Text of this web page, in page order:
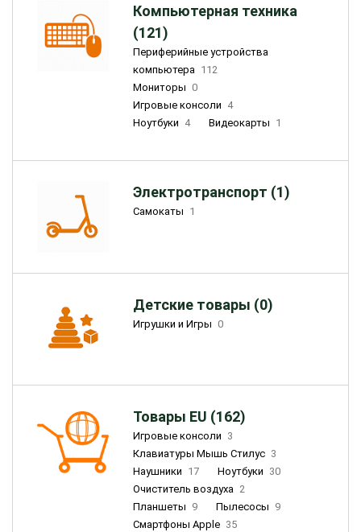
Компьютерная техника
(121)
Периферийные устройства
компьютера 112
Мониторы 0
Игровые консоли 4
Ноутбуки 4 Видеокарты 1
Электротранспорт (1)
Самокаты 1
Детские товары (0)
Игрушки и Игры 0
Товары EU (162)
Игровые консоли 3
Клавиатуры Мышь Стилус 3
Наушники 17 Ноутбуки 30
Очиститель воздуха 2
Планшеты 9 Пылесосы 9
Смартфоны Apple 35